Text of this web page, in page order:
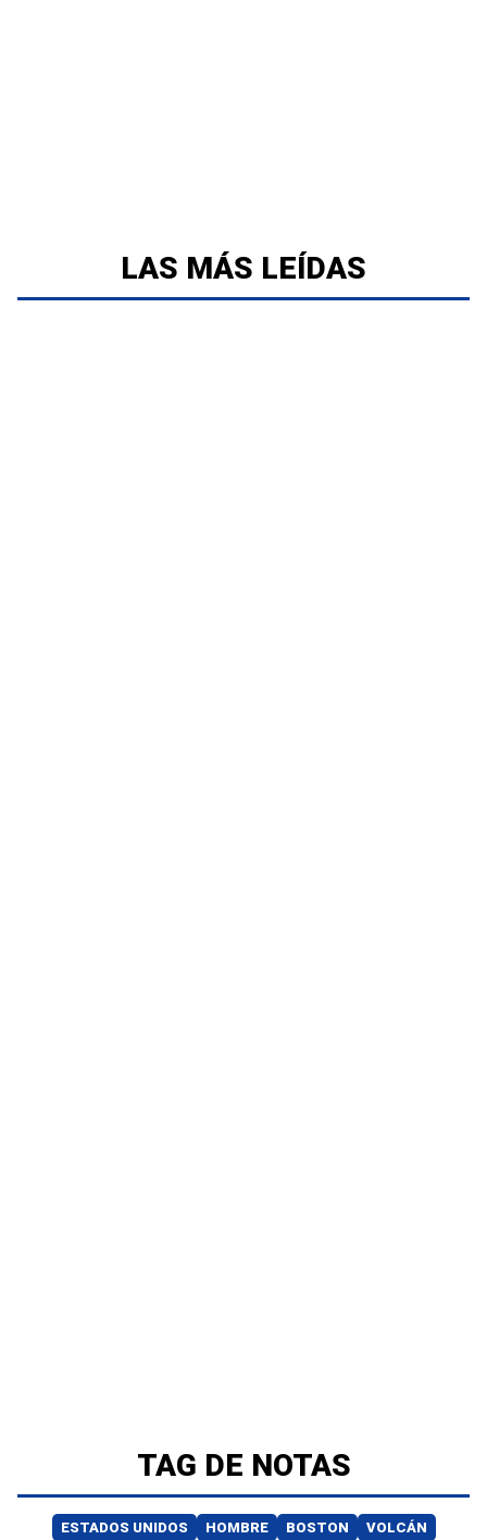
LAS MÁS LEÍDAS
TAG DE NOTAS
ESTADOS UNIDOS HOMBRE BOSTON
VOLCÁN